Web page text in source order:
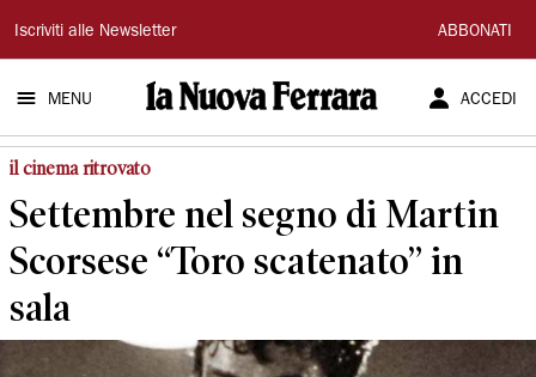
La
Nuova
Ferrara
Iscriviti alle Newsletter ABBONATI
MENU ACCEDI
il cinema ritrovato
Settembre nel segno di Martin
Scorsese “Toro scatenato” in
sala